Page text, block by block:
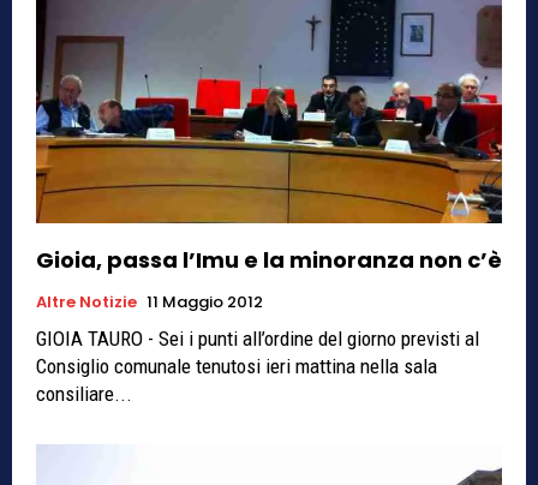
Gioia, passa l’Imu e la minoranza non c’è
Altre Notizie 11 Maggio 2012
GIOIA TAURO - Sei i punti all’ordine del giorno previsti al
Consiglio comunale tenutosi ieri mattina nella sala
consiliare...